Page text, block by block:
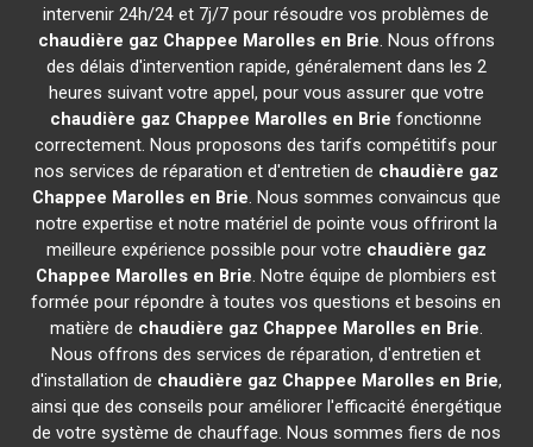
intervenir 24h/24 et 7j/7 pour résoudre vos problèmes de
chaudière gaz Chappee Marolles en Brie. Nous offrons
des délais d'intervention rapide, généralement dans les 2
heures suivant votre appel, pour vous assurer que votre
chaudière gaz Chappee Marolles en Brie fonctionne
correctement. Nous proposons des tarifs compétitifs pour
nos services de réparation et d'entretien de chaudière gaz
Chappee Marolles en Brie. Nous sommes convaincus que
notre expertise et notre matériel de pointe vous offriront la
meilleure expérience possible pour votre chaudière gaz
Chappee Marolles en Brie. Notre équipe de plombiers est
formée pour répondre à toutes vos questions et besoins en
matière de chaudière gaz Chappee Marolles en Brie.
Nous offrons des services de réparation, d'entretien et
d'installation de chaudière gaz Chappee Marolles en Brie,
ainsi que des conseils pour améliorer l'efficacité énergétique
de votre système de chauffage. Nous sommes fiers de nos